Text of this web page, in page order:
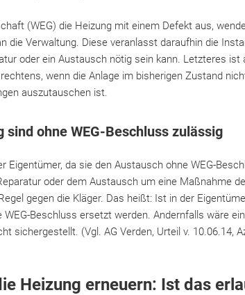
(WEG) die Heizung mit einem Defekt aus,
die Verwaltung. Diese veranlasst daraufhin die
oder ein Austausch nötig sein kann. Letzteres ist
wenn die Anlage im bisherigen Zustand
auszutauschen ist.
ohne WEG-Beschluss zulässig
Eigentümer, da sie den Austausch ohne WEG-
oder dem Austausch um eine Maßnahme
gegen die Kläger. Das heißt: Ist in der
Beschluss ersetzt werden. Andernfalls wäre
sichergestellt. (Vgl. AG Verden, Urteil v. 10.06.14,
Heizung erneuern: Ist das